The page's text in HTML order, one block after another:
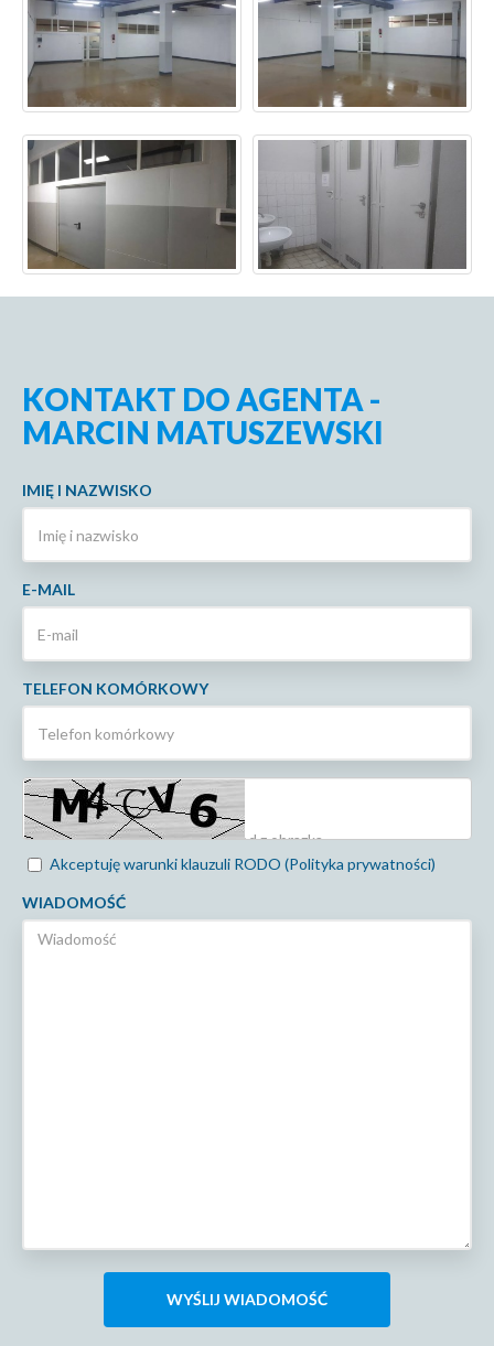
KONTAKT DO AGENTA -
MARCIN MATUSZEWSKI
IMIĘ I NAZWISKO
E-MAIL
TELEFON KOMÓRKOWY
Akceptuję warunki klauzuli RODO (Polityka prywatności)
WIADOMOŚĆ